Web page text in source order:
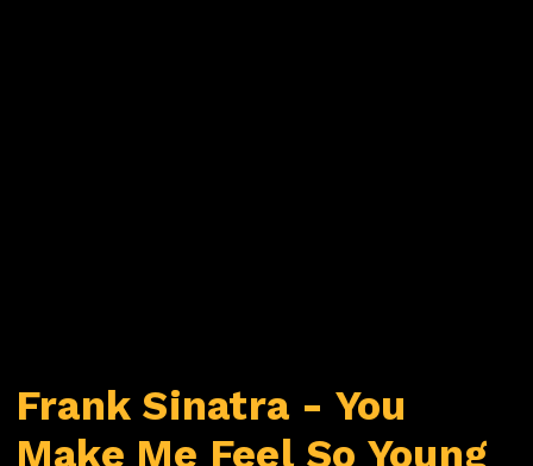
Frank Sinatra - You
Make Me Feel So Young